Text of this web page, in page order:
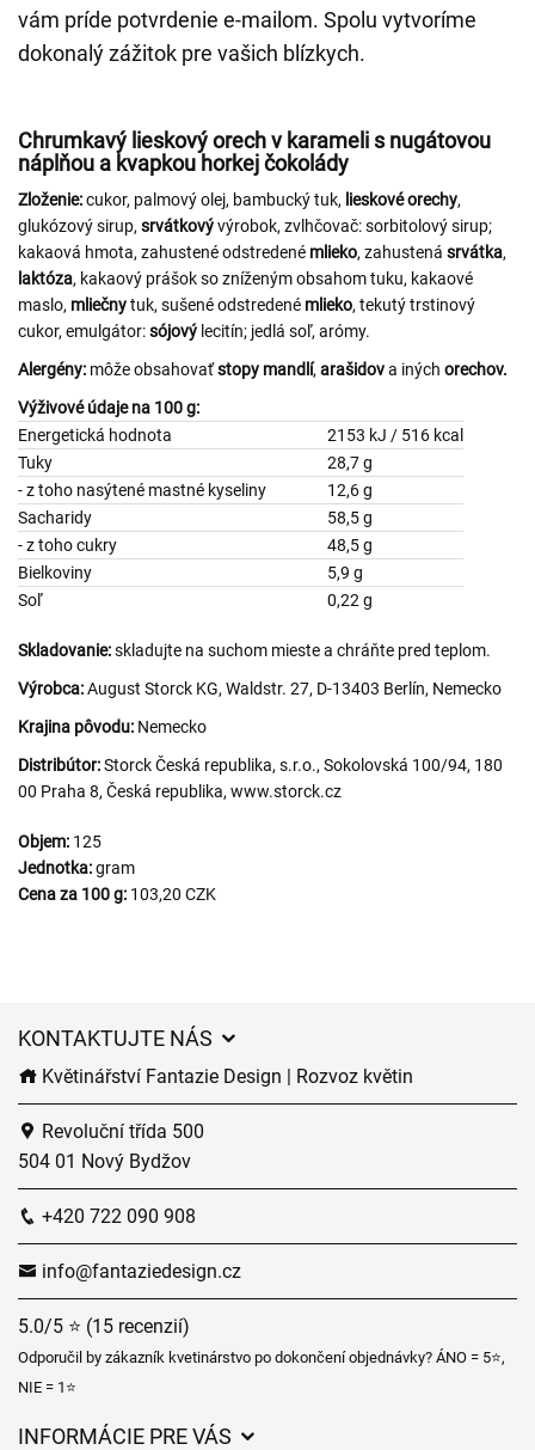
vám príde potvrdenie e-mailom. Spolu vytvoríme
dokonalý zážitok pre vašich blízkych.
Chrumkavý lieskový orech v karameli s nugátovou
náplňou a kvapkou horkej čokolády
Zloženie:cukor, palmový olej, bambucký tuk, lieskovéorechy,
glukózový sirup, srvátkovývýrobok, zvlhčovač: sorbitolový sirup;
kakaová hmota, zahustené odstredené mlieko, zahustená srvátka,
laktóza, kakaový prášok so zníženým obsahom tuku, kakaové
maslo, mliečnytuk, sušené odstredené mlieko, tekutý trstinový
cukor, emulgátor:sójový lecitín; jedlá soľ, arómy.
Alergény: môže obsahovaťstopy mandlí, arašidova iných orechov.
Výživové údaje na 100 g:
Energetická hodnota
2153 kJ / 516 kcal
Tuky
28,7 g
- z toho nasýtené mastné kyseliny 12,6 g
Sacharidy
58,5 g
- z toho cukry
48,5 g
Bielkoviny
5,9 g
Soľ
0,22 g
Skladovanie:skladujte na suchom mieste a chráňte pred teplom.
Výrobca:August Storck KG, Waldstr. 27, D-13403 Berlín, Nemecko
Krajina pôvodu: Nemecko
Distribútor:Storck Česká republika, s.r.o., Sokolovská 100/94, 180
00 Praha 8, Česká republika, www.storck.cz
Objem: 125
Jednotka:gram
Cena za 100 g: 103,20 CZK
KONTAKTUJTE NÁS
Květinářství Fantazie Design | Rozvoz květin
Revoluční třída 500
504 01 Nový Bydžov
+420 722 090 908
info@fantaziedesign.cz
5.0/5 ⭐ (15 recenzií)
Odporučil by zákazník kvetinárstvo po dokončení objednávky? ÁNO = 5⭐,
NIE = 1⭐
INFORMÁCIE PRE VÁS